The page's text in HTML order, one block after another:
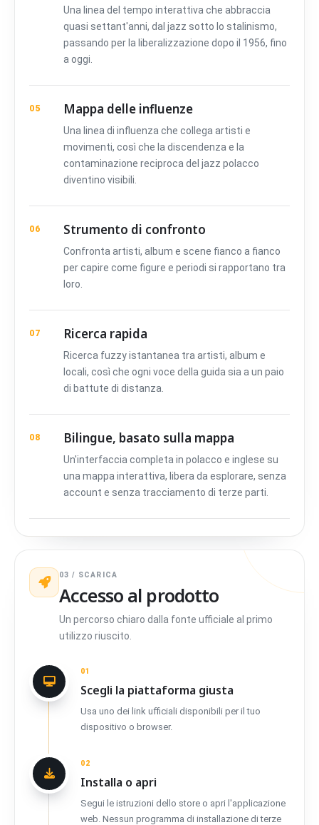
Una linea del tempo interattiva che abbraccia
quasi settant'anni, dal jazz sotto lo stalinismo,
passando per la liberalizzazione dopo il 1956, fino
a oggi.
05 Mappa delle influenze
Una linea di influenza che collega artisti e
movimenti, così che la discendenza e la
contaminazione reciproca del jazz polacco
diventino visibili.
06 Strumento di confronto
Confronta artisti, album e scene fianco a fianco
per capire come figure e periodi si rapportano tra
loro.
07 Ricerca rapida
Ricerca fuzzy istantanea tra artisti, album e
locali, così che ogni voce della guida sia a un paio
di battute di distanza.
08 Bilingue, basato sulla mappa
Un'interfaccia completa in polacco e inglese su
una mappa interattiva, libera da esplorare, senza
account e senza tracciamento di terze parti.
03 / SCARICA
Accesso al prodotto
Un percorso chiaro dalla fonte ufficiale al primo
utilizzo riuscito.
01
Scegli la piattaforma giusta
Usa uno dei link ufficiali disponibili per il tuo
dispositivo o browser.
02
Installa o apri
Segui le istruzioni dello store o apri l'applicazione
web. Nessun programma di installazione di terze